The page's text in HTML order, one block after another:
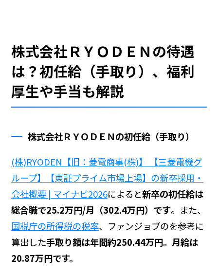
株式会社ＲＹＯＤＥＮの待遇
は？初任給（手取り）、福利
厚生や手当も解説
株式会社ＲＹＯＤＥＮの初任給（手取り）
(株)RYODEN【旧：菱電商事(株)】 【三菱電機グ
ループ】【東証プライム市場上場】の新卒採用・
会社概要 | マイナビ2026によると新卒の初任給は
総合職で25.2万円/月（302.4万円）です。また、
国税庁の所得税の税率、ファンジョブのを参考に
算出した手取り額は年間約250.44万円。月給は
20.87万円です。